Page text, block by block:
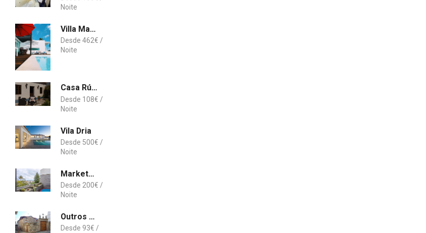
Villa Mar Garajau
462€
Casa Rústica
108€
Vila Dria
500€
Marketplace Apartment 2
200€
Outros Tempos - Turismo de Aldeia
93€